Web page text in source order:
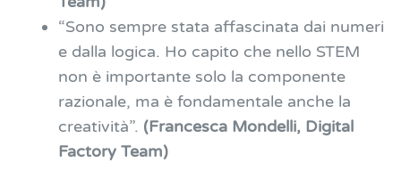
“Sono sempre stata affascinata dai numeri
e dalla logica. Ho capito che nello STEM
non è importante solo la componente
razionale, ma è fondamentale anche la
creatività”. (Francesca Mondelli, Digital
Factory Team)